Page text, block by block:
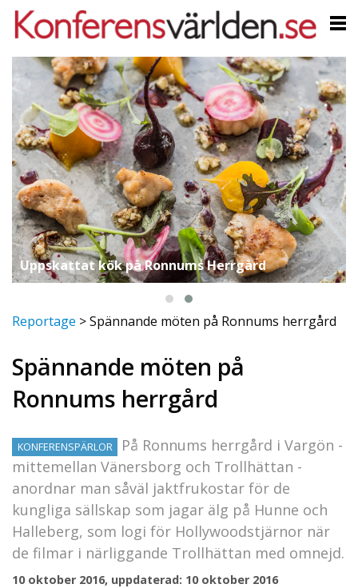
Uppskattat kök på Ronnums Herrgård
Reportage >Spännande möten på Ronnums herrgård
Spännande möten på
Ronnums herrgård
KONFERENSPÄRLOR
På Ronnums herrgård i Vargön -
mittemellan Vänersborg och Trollhättan -
anordnar man såväl jaktfrukostar för de
kungliga sällskap som jagar älg på Hunne och
Halleberg, som logi för Hollywoodstjärnor när
de filmar i närliggande Trollhättan med omnejd.
10 oktober 2016, uppdaterad: 10 oktober 2016